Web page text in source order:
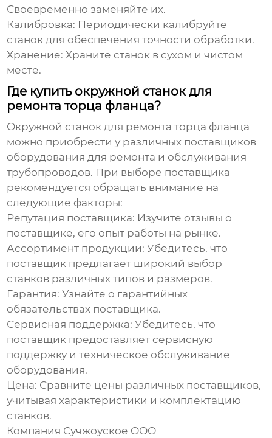
Своевременно заменяйте их.
Калибровка: Периодически калибруйте
станок для обеспечения точности обработки.
Хранение: Храните станок в сухом и чистом
месте.
Где купить окружной станок для
ремонта торца фланца?
Окружной станок для ремонта торца фланца
можно приобрести у различных поставщиков
оборудования для ремонта и обслуживания
трубопроводов. При выборе поставщика
рекомендуется обращать внимание на
следующие факторы:
Репутация поставщика: Изучите отзывы о
поставщике, его опыт работы на рынке.
Ассортимент продукции: Убедитесь, что
поставщик предлагает широкий выбор
станков различных типов и размеров.
Гарантия: Узнайте о гарантийных
обязательствах поставщика.
Сервисная поддержка: Убедитесь, что
поставщик предоставляет сервисную
поддержку и техническое обслуживание
оборудования.
Цена: Сравните цены различных поставщиков,
учитывая характеристики и комплектацию
станков.
Компания Сучжоуское ООО